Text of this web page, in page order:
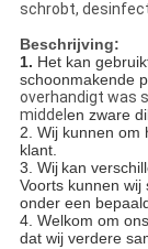
schrobt,
Beschrijving:
1. Het kan
schoonmakende
overhandigt was
middel en zware
2. Wij kunnen om
klant.
3. Wij kan
Voorts kunnen
onder een
4. Welkom om
dat wij verdere